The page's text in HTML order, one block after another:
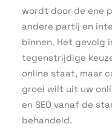
wordt door de ene
andere partij en
binnen. Het gevolg
tegenstrijdige
online staat, maar
groei wilt uit uw
en SEO vanaf de
behandeld.